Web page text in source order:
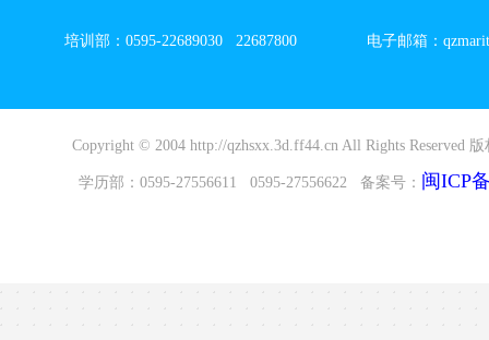
培训部：0595-22689030 22687800 电子邮箱：
Copyright © 2004 http://qzhsxx.3d.ff44.cn All Rights Reserved
学历部：0595-27556611 0595-27556622 备案号： 闽ICP